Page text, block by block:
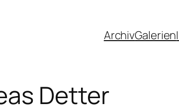
ArchivGalerien
Detter